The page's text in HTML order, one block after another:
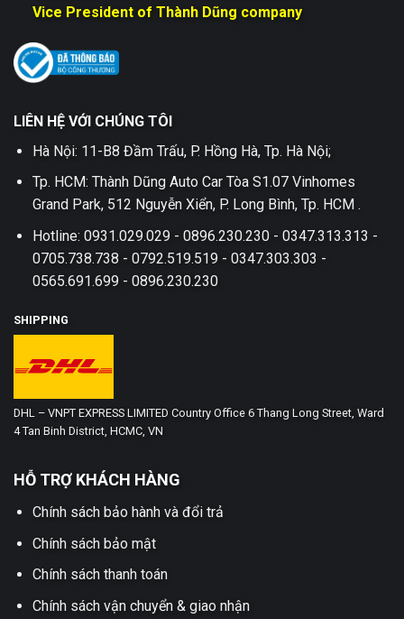
Vice President of Thành Dũng company
LIÊN HỆ VỚI CHÚNG TÔI
Hà Nội: 11-B8 Đầm Trấu, P. Hồng Hà, Tp. Hà Nội;
Tp. HCM: Thành Dũng Auto Car Tòa S1.07 Vinhomes
Grand Park, 512 Nguyễn Xiển, P. Long Bình, Tp. HCM .
Hotline: 0931.029.029 - 0896.230.230 - 0347.313.313 -
0705.738.738 - 0792.519.519 - 0347.303.303 -
0565.691.699 - 0896.230.230
SHIPPING
DHL – VNPT EXPRESS LIMITED Country Office 6 Thang Long Street, Ward
4 Tan Binh District, HCMC, VN
HỖ TRỢ KHÁCH HÀNG
Chính sách bảo hành và đổi trả
Chính sách bảo mật
Chính sách thanh toán
Chính sách vận chuyển & giao nhận